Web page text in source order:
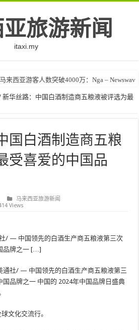
旅游新闻
itaxi.my
来西亚游客人数突破4000万：Nga – Newswav
新华丝路：中国白酒制造商五粮液被评选为最
国白酒制造商五粮
受喜爱的中国品
马来西亚旅游新闻
Views
/ — 中国领先的白酒生产商五粮液第三次
品牌之一 […]
通社/ — 中国领先的白酒生产商五粮液第三
国品牌之一 中国的 2024年中国品牌日盛典
文化交流行。